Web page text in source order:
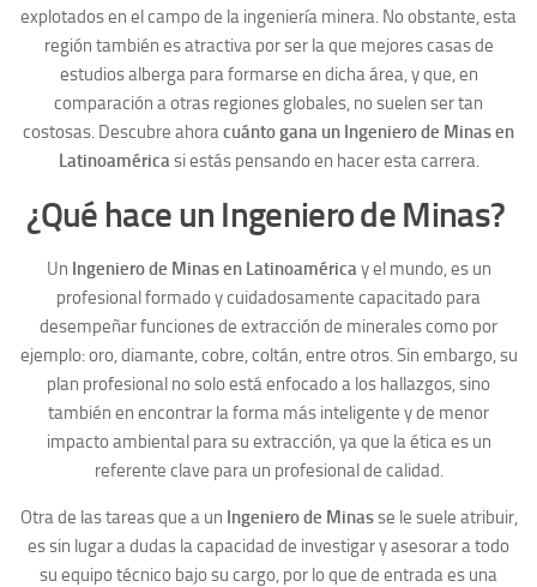
explotados en el campo de la ingeniería minera. No obstante, esta
región también es atractiva por ser la que mejores casas de
estudios alberga para formarse en dicha área, y que, en
comparación a otras regiones globales, no suelen ser tan
costosas. Descubre ahoracuánto gana un Ingeniero de Minas en
Latinoaméricasi estás pensando en hacer esta carrera.
¿Qué hace un Ingeniero de Minas?
Un Ingeniero de Minas en Latinoaméricay el mundo, es un
profesional formado y cuidadosamente capacitado para
desempeñar funciones de extracción de minerales como por
ejemplo: oro, diamante, cobre, coltán, entre otros. Sin embargo, su
plan profesional no solo está enfocado a los hallazgos, sino
también en encontrar la forma más inteligente y de menor
impacto ambiental para su extracción, ya que la ética es un
referente clave para un profesional de calidad.
Otra de las tareas que a un Ingeniero de Minasse le suele atribuir,
es sin lugar a dudas la capacidad de investigar y asesorar a todo
su equipo técnico bajo su cargo, por lo que de entrada es una